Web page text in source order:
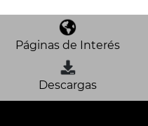
Páginas de Interés
Descargas